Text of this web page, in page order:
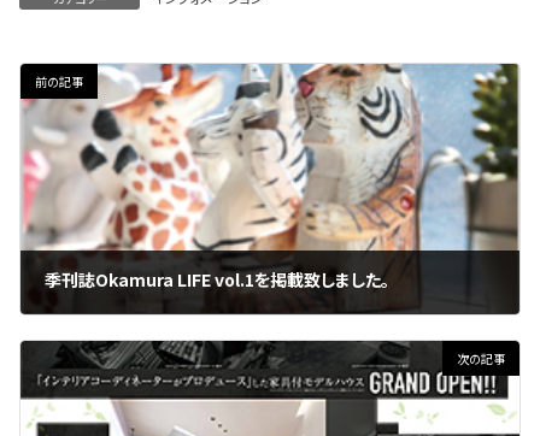
前の記事
季刊誌Okamura LIFE vol.1を掲載致しました。
次の記事